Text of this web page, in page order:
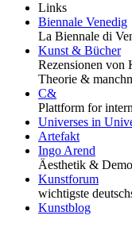
Links
Biennale Venedig
La Biennale di
Kunst & Bücher
Rezensionen von
Theorie &
C&
Plattform for
Universes in
Artefakt
Ingo Arend
Äesthetik &
Kunstforum
wichtigste
Kunstblog